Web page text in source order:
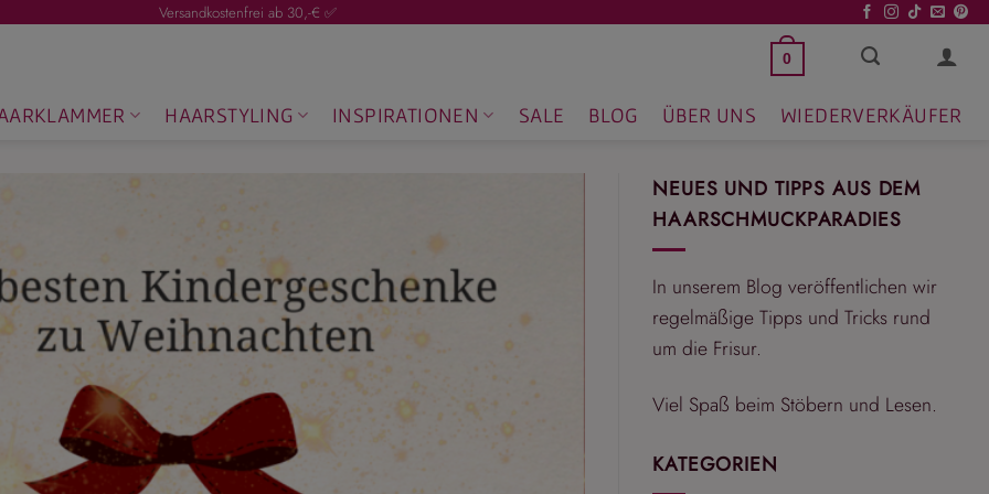
Versandkostenfrei ab 30,-€ ✅
0
HAARSTYLING INSPIRATIONEN SALE BLOG ÜBER UNS WIEDERVERKÄUFER
NEUES UND TIPPS AUS DEM
HAARSCHMUCKPARADIES
In unserem Blog veröffentlichen wir
regelmäßige Tipps und Tricks rund
um die Frisur.
Viel Spaß beim Stöbern und Lesen.
KATEGORIEN